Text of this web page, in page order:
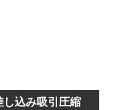
込み吸引圧縮